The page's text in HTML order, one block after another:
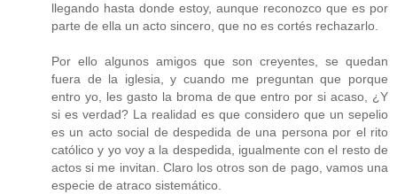
llegando hasta donde estoy, aunque reconozco que es por
parte de ella un acto sincero, que no es cortés rechazarlo.
Por ello algunos amigos que son creyentes, se quedan
fuera de la iglesia, y cuando me preguntan que porque
entro yo, les gasto la broma de que entro por si acaso, ¿Y
si es verdad? La realidad es que considero que un sepelio
es un acto social de despedida de una persona por el rito
católico y yo voy a la despedida, igualmente con el resto de
actos si me invitan. Claro los otros son de pago, vamos una
especie de atraco sistemático.